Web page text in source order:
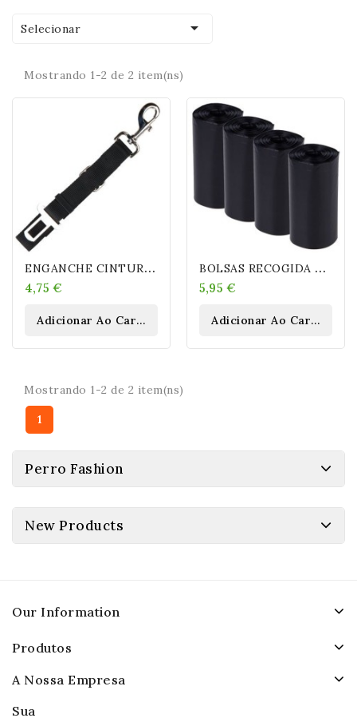
Selecionar 
Mostrando 1-2 de 2 item(ns)
E
NGANCHE CINTURÓN DE SEGURIDAD
4,75 €
Adicionar Ao Carrinho
B
OLSAS RECOGIDA EXCREMENTOS 20 ROLLOS 20 BOLSAS
5,95 €
Adicionar Ao Carrinho
Mostrando 1-2 de 2 item(ns)
1
Perro Fashion
New Products
Our Information
Produtos
A Nossa Empresa
Sua